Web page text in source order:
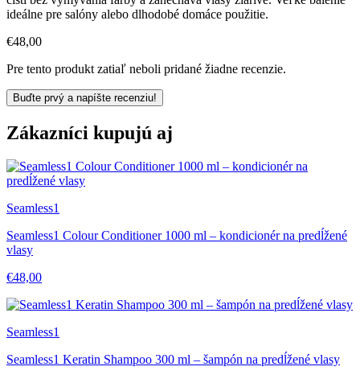
ideálne pre salóny alebo dlhodobé domáce použitie.
€48,00
Pre tento produkt zatiaľ neboli pridané žiadne recenzie.
Buďte prvý a napíšte recenziu!
Zákazníci kupujú aj
Seamless1
Seamless1 Colour Conditioner 1000 ml – kondicionér na predĺžené
vlasy
€48,00
Seamless1
Seamless1 Keratin Shampoo 300 ml – šampón na predĺžené vlasy